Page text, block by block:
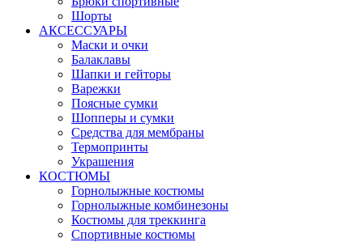
Шорты
АКСЕССУАРЫ
Маски и очки
Балаклавы
Шапки и гейторы
Варежки
Поясные сумки
Шопперы и сумки
Средства для мембраны
Термопринты
Украшения
КОСТЮМЫ
Горнолыжные костюмы
Горнолыжные комбинезоны
Костюмы для треккинга
Спортивные костюмы